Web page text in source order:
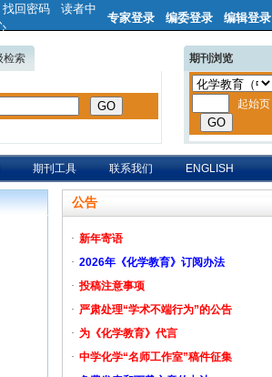
找回密码
读者中
专家登录 编委登录 编辑登录
检索 期刊浏览
期刊工具 联系我们 ENGLISH
公告
· 新年寄语
· 2026年《化学教育》订阅办法
· 投稿注意事项
· 严肃处理“学术不端行为”的公告
· 为《化学教育》代言
· 中学化学“名师工作室”稿件征集